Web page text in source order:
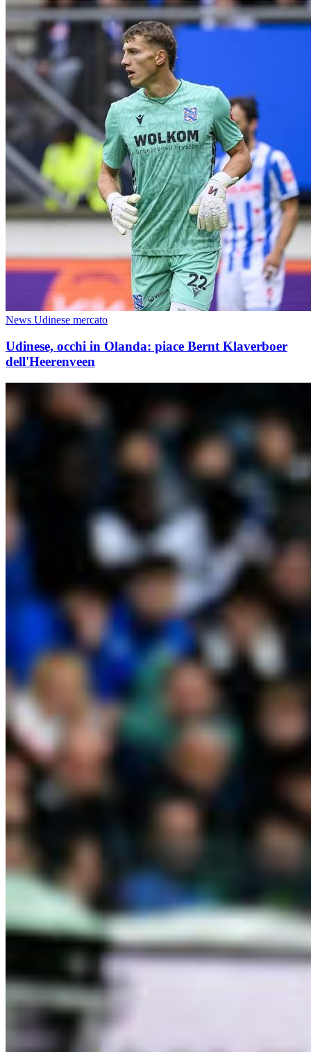
News Udinese mercato
Udinese, occhi in Olanda: piace Bernt Klaverboer
dell'Heerenveen